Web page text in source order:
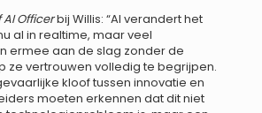
AI Officerbij Willis: “AI verandert het
al in realtime, maar veel
ermee aan de slag zonder de
ze vertrouwen volledig te begrijpen.
kloof tussen innovatie en
moeten erkennen dat dit niet